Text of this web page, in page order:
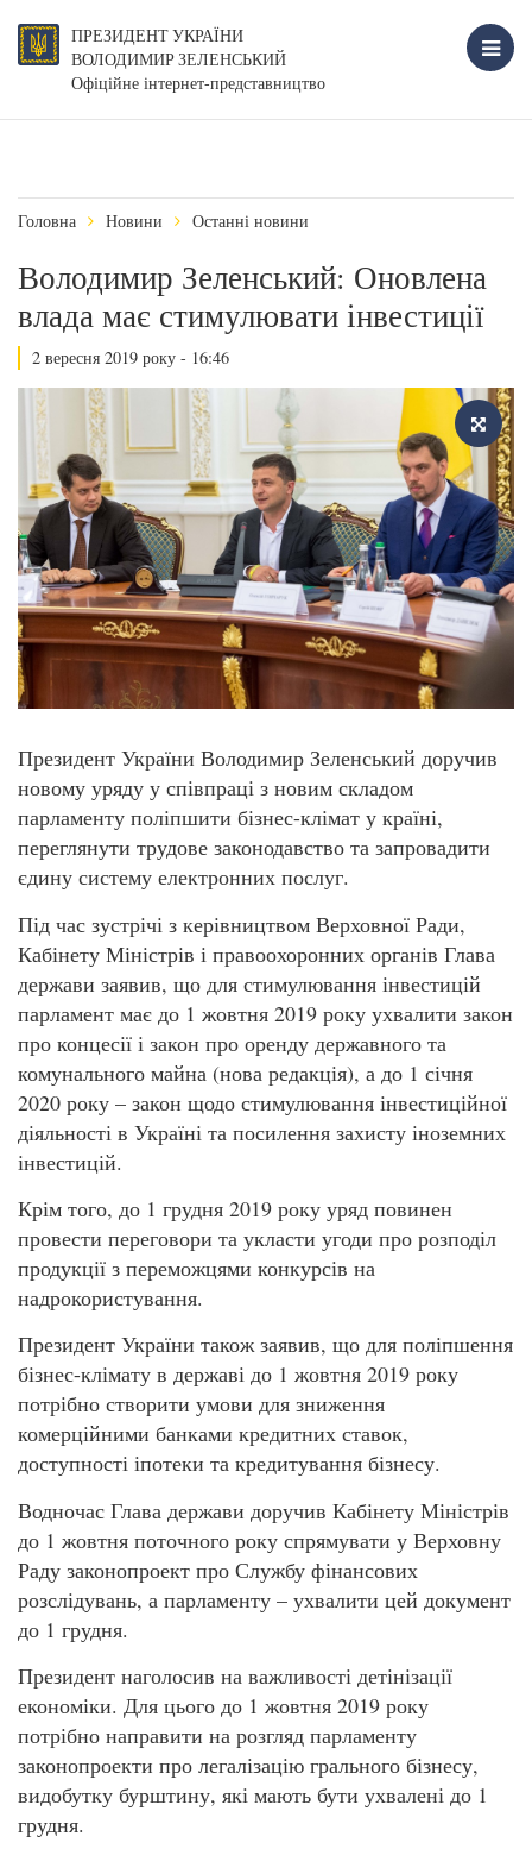
ПРЕЗИДЕНТ УКРАЇНИ
ВОЛОДИМИР ЗЕЛЕНСЬКИЙ
Офіційне інтернет-представництво
Головна Новини Останні новини
Володимир Зеленський: Оновлена
влада має стимулювати інвестиції
2 вересня 2019 року - 16:46
Президент України Володимир Зеленський доручив
новому уряду у співпраці з новим складом
парламенту поліпшити бізнес-клімат у країні,
переглянути трудове законодавство та запровадити
єдину систему електронних послуг.
Під час зустрічі з керівництвом Верховної Ради,
Кабінету Міністрів і правоохоронних органів Глава
держави заявив, що для стимулювання інвестицій
парламент має до 1 жовтня 2019 року ухвалити закон
про концесії і закон про оренду державного та
комунального майна (нова редакція), а до 1 січня
2020 року – закон щодо стимулювання інвестиційної
діяльності в Україні та посилення захисту іноземних
інвестицій.
Крім того, до 1 грудня 2019 року уряд повинен
провести переговори та укласти угоди про розподіл
продукції з переможцями конкурсів на
надрокористування.
Президент України також заявив, що для поліпшення
бізнес-клімату в державі до 1 жовтня 2019 року
потрібно створити умови для зниження
комерційними банками кредитних ставок,
доступності іпотеки та кредитування бізнесу.
Водночас Глава держави доручив Кабінету Міністрів
до 1 жовтня поточного року спрямувати у Верховну
Раду законопроект про Службу фінансових
розслідувань, а парламенту – ухвалити цей документ
до 1 грудня.
Президент наголосив на важливості детінізації
економіки. Для цього до 1 жовтня 2019 року
потрібно направити на розгляд парламенту
законопроекти про легалізацію грального бізнесу,
видобутку бурштину, які мають бути ухвалені до 1
грудня.